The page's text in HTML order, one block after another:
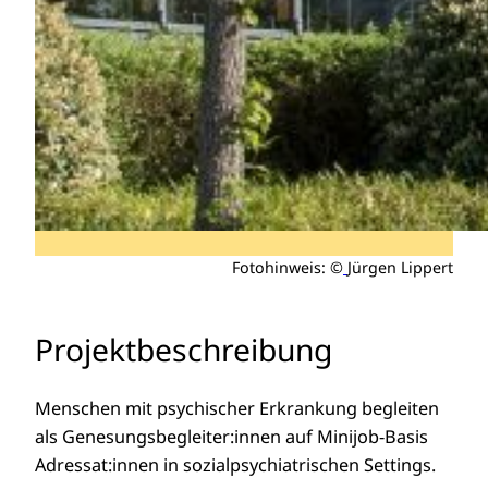
Fotohinweis: © Jürgen Lippert
Projektbeschreibung
Menschen mit psychischer Erkrankung begleiten
als Genesungsbegleiter:innen auf Minijob-Basis
Adressat:innen in sozialpsychiatrischen Settings.